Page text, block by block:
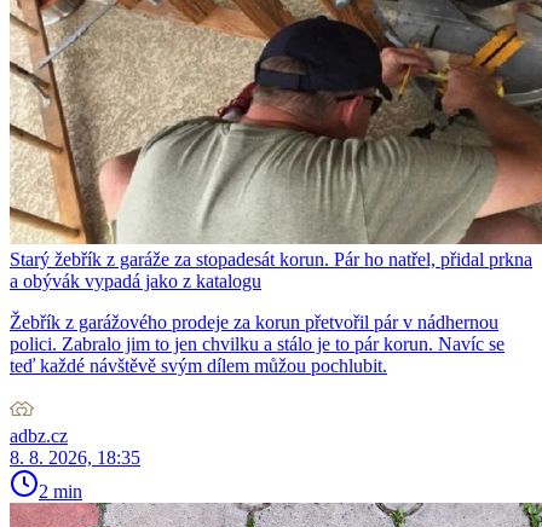
Starý žebřík z garáže za stopadesát korun. Pár ho natřel, přidal prkna
a obývák vypadá jako z katalogu
Žebřík z garážového prodeje za korun přetvořil pár v nádhernou
polici. Zabralo jim to jen chvilku a stálo je to pár korun. Navíc se
teď každé návštěvě svým dílem můžou pochlubit.
adbz.cz
8. 8. 2026, 18:35
2 min